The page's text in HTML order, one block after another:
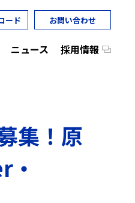
ード お問い合わせ
ニュース 採用情報
集！原